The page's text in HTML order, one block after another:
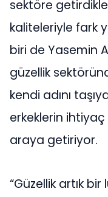
sektöre
kaliteleriyle fark
biri de Yasemin
güzellik
kendi adını
erkeklerin
araya getiriyor.
“Güzellik artık